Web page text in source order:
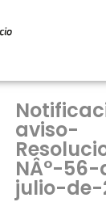
aviso-
NÂ°-
julio-de-